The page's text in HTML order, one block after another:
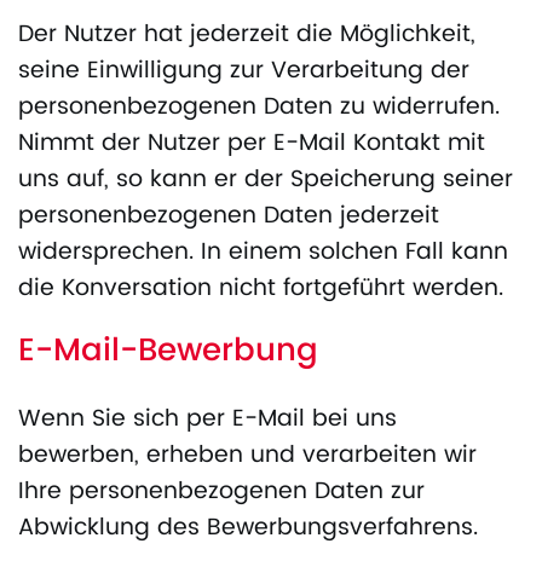
Der Nutzer hat jederzeit die Möglichkeit,
seine Einwilligung zur Verarbeitung der
personenbezogenen Daten zu widerrufen.
Nimmt der Nutzer per E-Mail Kontakt mit
uns auf, so kann er der Speicherung seiner
personenbezogenen Daten jederzeit
widersprechen. In einem solchen Fall kann
die Konversation nicht fortgeführt werden.
E-Mail-Bewerbung
Wenn Sie sich per E-Mail bei uns
bewerben, erheben und verarbeiten wir
Ihre personenbezogenen Daten zur
Abwicklung des Bewerbungsverfahrens.